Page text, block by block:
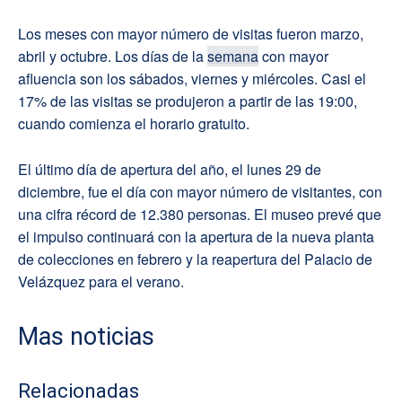
Los meses con mayor número de visitas fueron marzo,
abril y octubre. Los días de lasemanacon mayor
afluencia son los sábados, viernes y miércoles. Casi el
17% de las visitas se produjeron a partir de las 19:00,
cuando comienza el horario gratuito.
El último día de apertura del año, el lunes 29 de
diciembre, fue el día con mayor número de visitantes, con
una cifra récord de 12.380 personas. El museo prevé que
el impulso continuará con la apertura de la nueva planta
de colecciones en febrero y la reapertura del Palacio de
Velázquez para el verano.
Mas noticias
Relacionadas